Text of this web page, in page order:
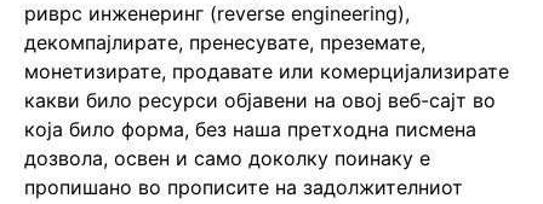
риврс инженеринг (reverse engineering),
декомпајлирате, пренесувате, преземате,
монетизирате, продавате или комерцијализирате
какви било ресурси објавени на овој веб-сајт во
која било форма, без наша претходна писмена
дозвола, освен и само доколку поинаку е
пропишано во прописите на задолжителниот